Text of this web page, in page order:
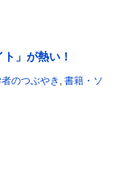
」が熱い！
のつぶやき , 書籍・ソ